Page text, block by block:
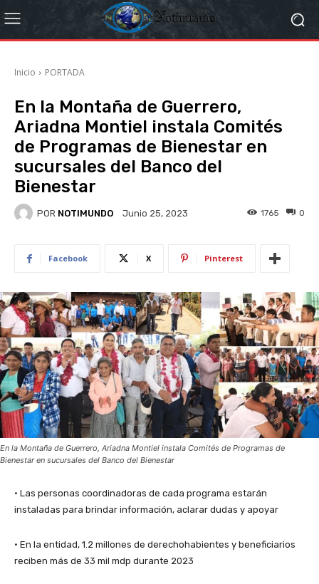
Inicio PORTADA
En la Montaña de Guerrero,
Ariadna Montiel instala Comités
de Programas de Bienestar en
sucursales del Banco del
Bienestar
POR NOTIMUNDO Junio 25, 2023 0
1765
Facebook X Pinterest
En la Montaña de Guerrero, Ariadna Montiel instala Comités de Programas de
Bienestar en sucursales del Banco del Bienestar
• Las personas coordinadoras de cada programa estarán
instaladas para brindar información, aclarar dudas y apoyar
• En la entidad, 1.2 millones de derechohabientes y beneficiarios
reciben más de 33 mil mdp durante 2023